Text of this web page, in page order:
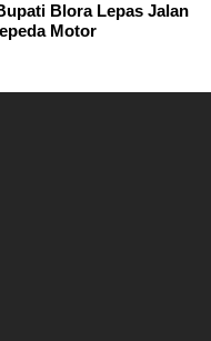
Blora Lepas Jalan
Motor